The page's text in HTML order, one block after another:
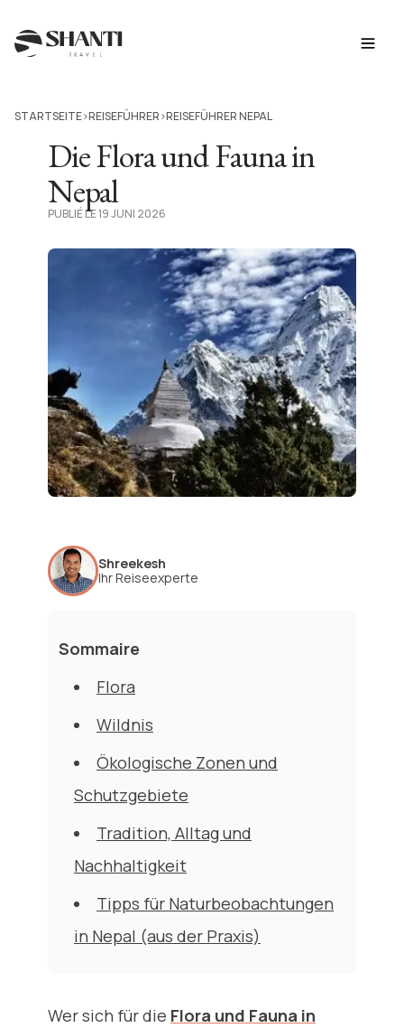
STARTSEITE>REISEFÜHRER>REISEFÜHRER NEPAL
Die Flora und Fauna in
Nepal
PUBLIÉ LE 19 JUNI 2026
Shreekesh
Ihr Reiseexperte
Sommaire
Flora
Wildnis
Ökologische Zonen und
Schutzgebiete
Tradition, Alltag und
Nachhaltigkeit
Tipps für Naturbeobachtungen
in Nepal (aus der Praxis)
Wer sich für die Flora und Fauna in